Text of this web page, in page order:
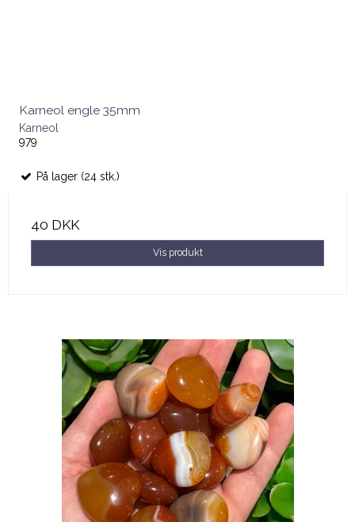
Karneol engle 35mm
Karneol
979
På lager (24 stk.)
40 DKK
Vis produkt